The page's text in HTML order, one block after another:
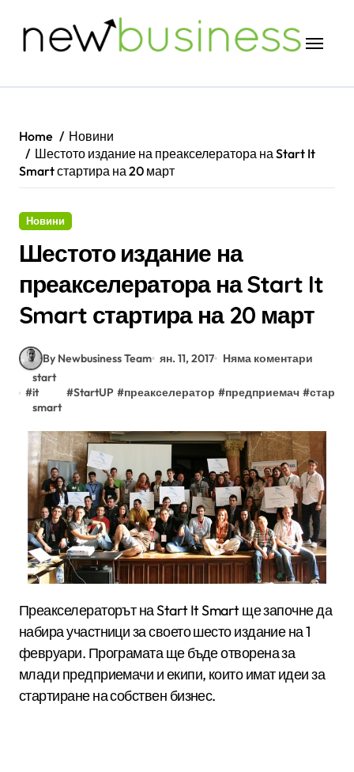
Home
Новини
Шестото издание на преакселератора на Start It
Smart стартира на 20 март
Новини
Шестото издание на
преакселератора на Start It
Smart стартира на 20 март
By Newbusiness Team ян. 11, 2017 Няма коментари
#
start
it
smart
#StartUP #преакселератор #предприемач #
Преакселераторът на Start It Smart ще започне да
набира участници за своето шесто издание на 1
февруари. Програмата ще бъде отворена за
млади предприемачи и екипи, които имат идеи за
стартиране на собствен бизнес.